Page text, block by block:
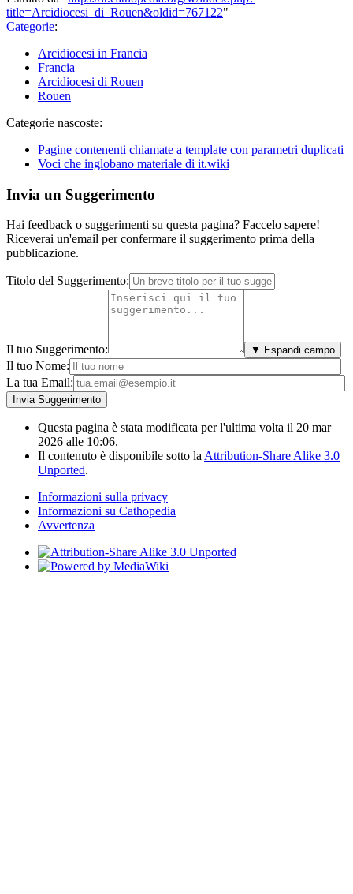
title=Arcidiocesi_di_Rouen&oldid=767122"
Categorie:
Arcidiocesi in Francia
Francia
Arcidiocesi di Rouen
Rouen
Categorie nascoste:
Pagine contenenti chiamate a template con parametri duplicati
Voci che inglobano materiale di it.wiki
Invia un Suggerimento
Hai feedback o suggerimenti su questa pagina? Faccelo sapere!
Riceverai un'email per confermare il suggerimento prima della
pubblicazione.
Titolo del Suggerimento:
Il tuo Suggerimento: ▼ Espandi campo
Il tuo Nome:
La tua Email:
Questa pagina è stata modificata per l'ultima volta il 20 mar
2026 alle 10:06.
Il contenuto è disponibile sotto laAttribution-Share Alike 3.0
Unported.
Informazioni sulla privacy
Informazioni su Cathopedia
Avvertenza